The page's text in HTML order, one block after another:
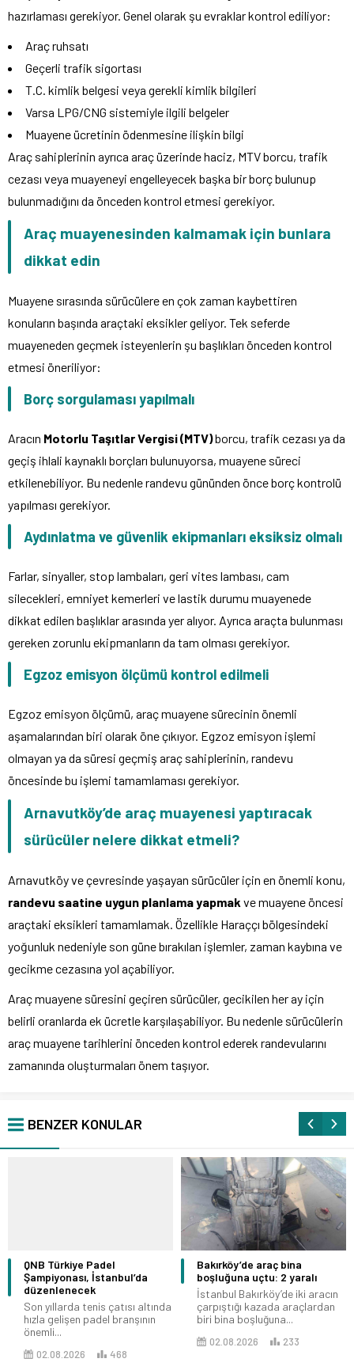
hazırlaması gerekiyor. Genel olarak şu evraklar kontrol ediliyor:
Araç ruhsatı
Geçerli trafik sigortası
T.C. kimlik belgesi veya gerekli kimlik bilgileri
Varsa LPG/CNG sistemiyle ilgili belgeler
Muayene ücretinin ödenmesine ilişkin bilgi
Araç sahiplerinin ayrıca araç üzerinde haciz, MTV borcu, trafik
cezası veya muayeneyi engelleyecek başka bir borç bulunup
bulunmadığını da önceden kontrol etmesi gerekiyor.
Araç muayenesinden kalmamak için bunlara
dikkat edin
Muayene sırasında sürücülere en çok zaman kaybettiren
konuların başında araçtaki eksikler geliyor. Tek seferde
muayeneden geçmek isteyenlerin şu başlıkları önceden kontrol
etmesi öneriliyor:
Borç sorgulaması yapılmalı
Aracın Motorlu Taşıtlar Vergisi (MTV)borcu, trafik cezası ya da
geçiş ihlali kaynaklı borçları bulunuyorsa, muayene süreci
etkilenebiliyor. Bu nedenle randevu gününden önce borç kontrolü
yapılması gerekiyor.
Aydınlatma ve güvenlik ekipmanları eksiksiz olmalı
Farlar, sinyaller, stop lambaları, geri vites lambası, cam
silecekleri, emniyet kemerleri ve lastik durumu muayenede
dikkat edilen başlıklar arasında yer alıyor. Ayrıca araçta bulunması
gereken zorunlu ekipmanların da tam olması gerekiyor.
Egzoz emisyon ölçümü kontrol edilmeli
Egzoz emisyon ölçümü, araç muayene sürecinin önemli
aşamalarından biri olarak öne çıkıyor. Egzoz emisyon işlemi
olmayan ya da süresi geçmiş araç sahiplerinin, randevu
öncesinde bu işlemi tamamlaması gerekiyor.
Arnavutköy’de araç muayenesi yaptıracak
sürücüler nelere dikkat etmeli?
Arnavutköy ve çevresinde yaşayan sürücüler için en önemli konu,
randevu saatine uygun planlama yapmak ve muayene öncesi
araçtaki eksikleri tamamlamak. Özellikle Haraççı bölgesindeki
yoğunluk nedeniyle son güne bırakılan işlemler, zaman kaybına ve
gecikme cezasına yol açabiliyor.
Araç muayene süresini geçiren sürücüler, gecikilen her ay için
belirli oranlarda ek ücretle karşılaşabiliyor. Bu nedenle sürücülerin
araç muayene tarihlerini önceden kontrol ederek randevularını
zamanında oluşturmaları önem taşıyor.
BENZER KONULAR
QNB Türkiye Padel
Şampiyonası, İstanbul’da
düzenlenecek
Son yıllarda tenis çatısı altında
hızla gelişen padel branşının
önemli...
02.08.2026 468
Bakırköy’de araç bina
boşluğuna uçtu: 2 yaralı
İstanbul Bakırköy’de iki aracın
çarpıştığı kazada araçlardan
biri bina boşluğuna...
02.08.2026 233